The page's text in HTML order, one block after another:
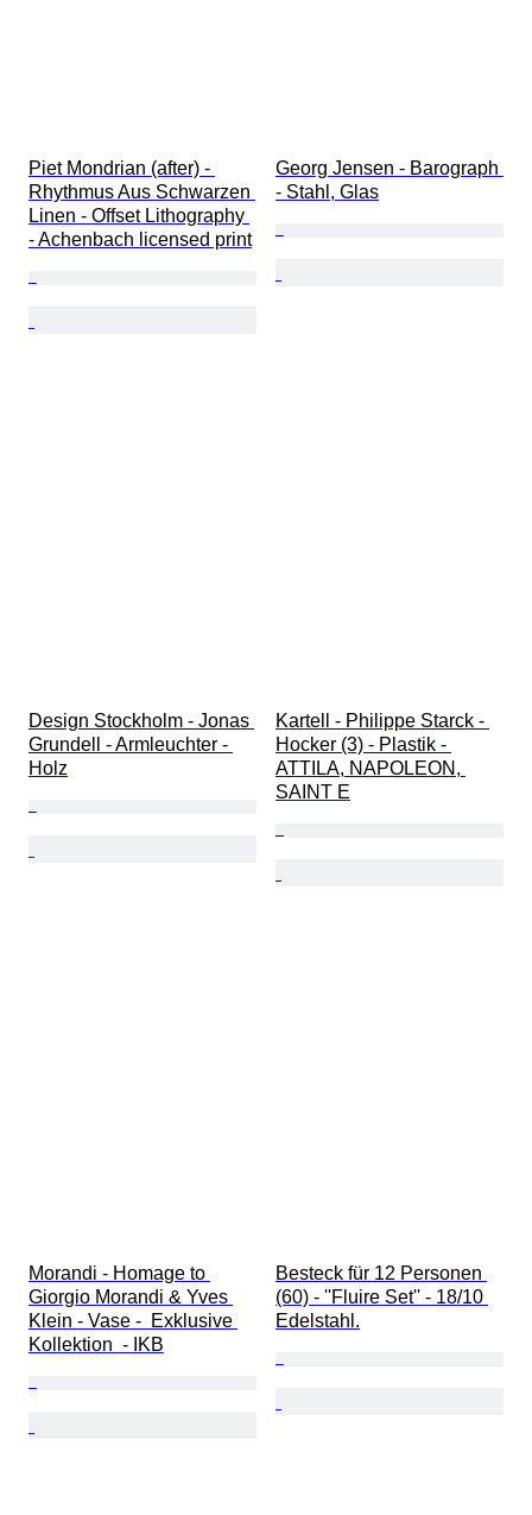
Piet Mondrian (after) -
Rhythmus Aus Schwarzen
Linen - Offset Lithography
- Achenbach licensed print
Georg Jensen - Barograph
- Stahl, Glas
Design Stockholm - Jonas
Grundell - Armleuchter -
Holz
Kartell - Philippe Starck -
Hocker (3) - Plastik -
ATTILA, NAPOLEON,
SAINT E
Morandi - Homage to
Giorgio Morandi & Yves
Klein - Vase -  Exklusive
Kollektion  - IKB
Besteck für 12 Personen
(60) - ''Fluire Set'' - 18/10
Edelstahl.